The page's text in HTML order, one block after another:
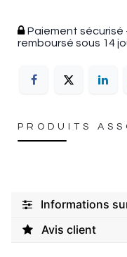
Paiement sécurisé
remboursé sous 14
PRODUITS
Informations
Avis client